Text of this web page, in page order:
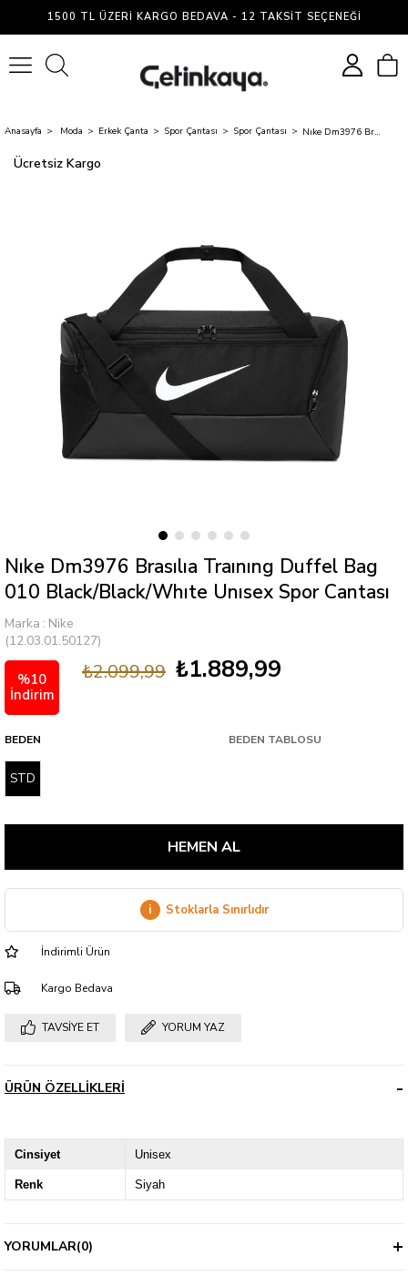
1500 TL ÜZERI KARGO BEDAVA - 12 TAKSIT SEÇENEĞI
Anasayfa Moda Erkek Çanta Spor Çantası Spor Çantası Nıke Dm3976 Brasılıa Traınıng Duffel Bag 010 Black/Black/Whıte Unısex Spor Cantası
Ücretsiz Kargo
Nıke Dm3976 Brasılıa Traınıng Duffel Bag
010 Black/Black/Whıte Unısex Spor Cantası
Marka : Nike
(12.03.01.50127)
%10
İndirim
₺2.099,99 ₺1.889,99
BEDEN BEDEN TABLOSU
STD
i Stoklarla Sınırlıdır
İndirimli Ürün
Kargo Bedava
TAVSIYE ET YORUM YAZ
ÜRÜN ÖZELLIKLERI
Cinsiyet Unisex
Renk Siyah
YORUMLAR(0)